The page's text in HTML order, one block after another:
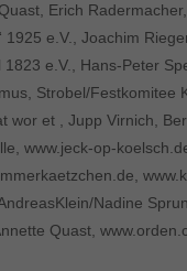
Erich
1925 e.V., Joachim
1823 e.V., Hans-Peter
Strobel/Festkomitee
wor et , Jupp Virnich,
www.jeck-op-
Nadine
Quast,